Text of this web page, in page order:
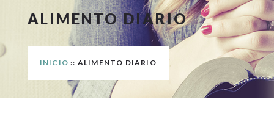
ALIMENTO DIARIO
INICIO :: ALIMENTO DIARIO